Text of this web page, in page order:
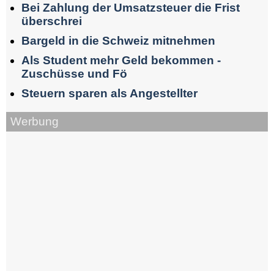
Bei Zahlung der Umsatzsteuer die Frist
überschrei
Bargeld in die Schweiz mitnehmen
Als Student mehr Geld bekommen -
Zuschüsse und Fö
Steuern sparen als Angestellter
Werbung